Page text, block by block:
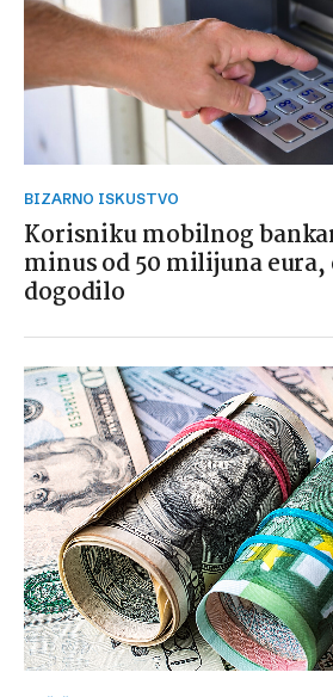
BIZARNO ISKUSTVO
Korisniku mobilnog
minus od 50 milijuna eura,
dogodilo